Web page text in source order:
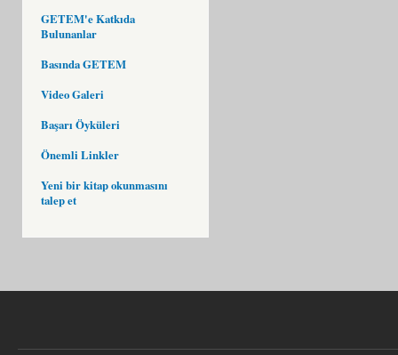
GETEM'e Katkıda
Bulunanlar
Basında GETEM
Video Galeri
Başarı Öyküleri
Önemli Linkler
Yeni bir kitap okunmasını
talep et